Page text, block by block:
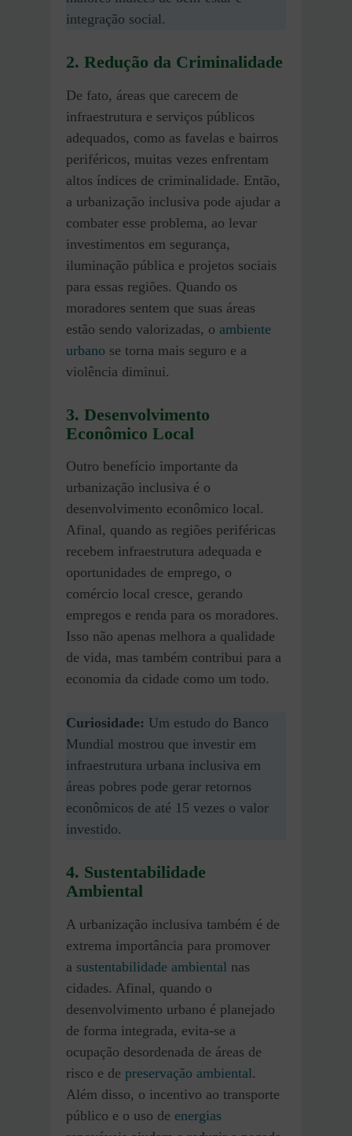
integração social.
2. Redução da Criminalidade
De fato, áreas que carecem de
infraestrutura e serviços públicos
adequados, como as favelas e bairros
periféricos, muitas vezes enfrentam
altos índices de criminalidade. Então,
a urbanização inclusiva pode ajudar a
combater esse problema, ao levar
investimentos em segurança,
iluminação pública e projetos sociais
para essas regiões. Quando os
moradores sentem que suas áreas
estão sendo valorizadas, o ambiente
urbano se torna mais seguro e a
violência diminui.
3. Desenvolvimento
Econômico Local
Outro benefício importante da
urbanização inclusiva é o
desenvolvimento econômico local.
Afinal, quando as regiões periféricas
recebem infraestrutura adequada e
oportunidades de emprego, o
comércio local cresce, gerando
empregos e renda para os moradores.
Isso não apenas melhora a qualidade
de vida, mas também contribui para a
economia da cidade como um todo.
Curiosidade: Um estudo do Banco
Mundial mostrou que investir em
infraestrutura urbana inclusiva em
áreas pobres pode gerar retornos
econômicos de até 15 vezes o valor
investido.
4. Sustentabilidade
Ambiental
A urbanização inclusiva também é de
extrema importância para promover
a sustentabilidade ambiental nas
cidades. Afinal, quando o
desenvolvimento urbano é planejado
de forma integrada, evita-se a
ocupação desordenada de áreas de
risco e de preservação ambiental.
Além disso, o incentivo ao transporte
público e o uso de energias